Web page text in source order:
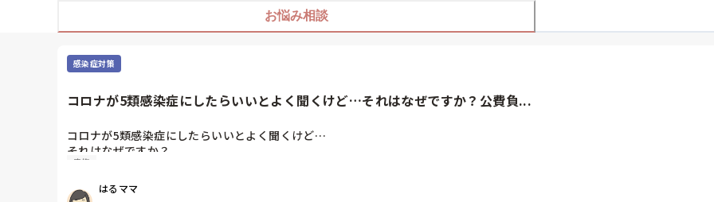
お悩み相談
感染症対策
コロナが5類感染症にしたらいいとよく聞くけど…それはなぜですか？公費負...
コロナが5類感染症にしたらいいとよく聞くけど…
それはなぜですか？
保健所通さずに受診できるから？
家族
はるママ